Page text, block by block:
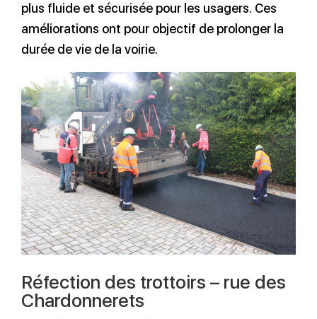
plus fluide et sécurisée pour les usagers. Ces
améliorations ont pour objectif de prolonger la
durée de vie de la voirie.
Réfection des trottoirs – rue des
Chardonnerets